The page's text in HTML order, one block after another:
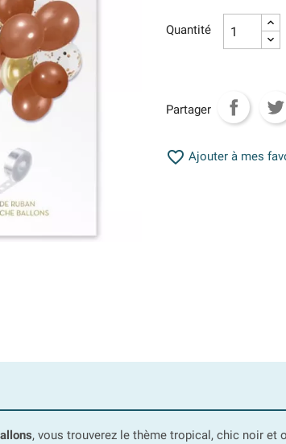
Quantité
Partager
 Ajouter à mes
, vous trouverez le thème tropical, chic noir et